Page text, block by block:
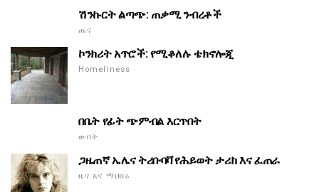
ሽንኩርት ልጣጭ: ጠቃሚ ንብረቶች
ጤና
ኮንክሪት አጥሮች: የሚቆለሉ ቴክኖሎጂ
Homeliness
በቤት የፊት ጭምብል እርጥበት
ውበት
ጋዜጠኛ ኤሌና ትሪቡባቫ የሕይወት ታሪክ እና ፈጠራ
ዜና እና ማህበሩ